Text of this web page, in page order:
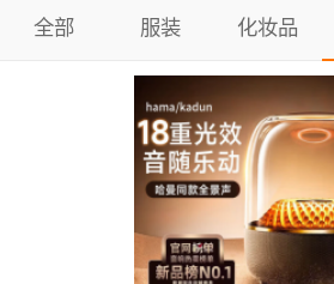
全部 服装 化妆品